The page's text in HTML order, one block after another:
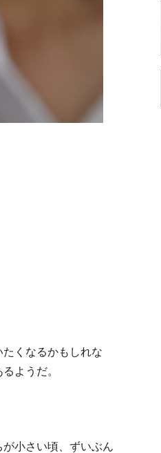
くなるかもしれな
ようだ。
小さい頃、ずいぶん